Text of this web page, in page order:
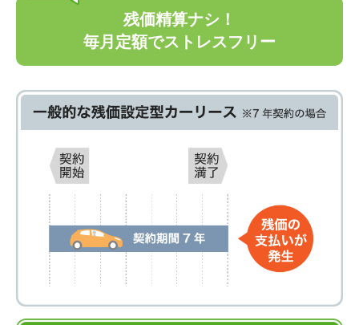
残価精算ナシ！
毎月定額でストレスフリー